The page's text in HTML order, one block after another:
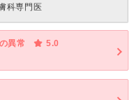
科専門医
異常
5.0